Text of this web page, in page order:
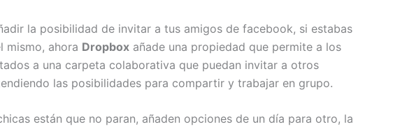
la posibilidad de invitar a tus amigos de facebook, si estabas
mismo, ahora Dropbox añade una propiedad que permite a los
a una carpeta colaborativa que puedan invitar a otros
las posibilidades para compartir y trabajar en grupo.
están que no paran, añaden opciones de un día para otro, la